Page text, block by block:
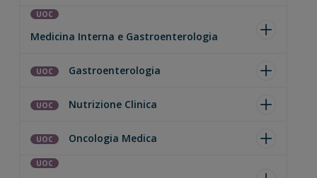
UOC
Medicina Interna e Gastroenterologia
UOC Gastroenterologia
UOC Nutrizione Clinica
UOC Oncologia Medica
UOC